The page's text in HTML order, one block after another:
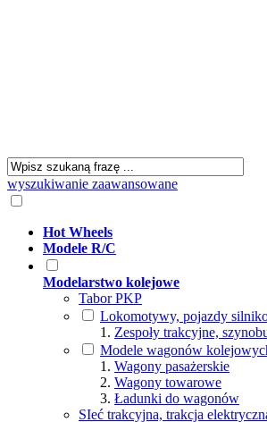
wyszukiwanie zaawansowane
Hot Wheels
Modele R/C
Modelarstwo kolejowe
Tabor PKP
Lokomotywy, pojazdy
Zespoły trakcyjne,
Modele wagonów
Wagony pasażerskie
Wagony towarowe
Ładunki do wagonów
SIeć trakcyjna, trakcja